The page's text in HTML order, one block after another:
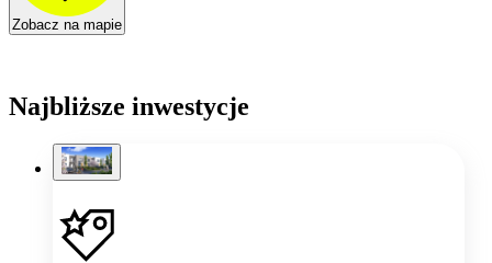
Zobacz na mapie
Najbliższe inwestycje